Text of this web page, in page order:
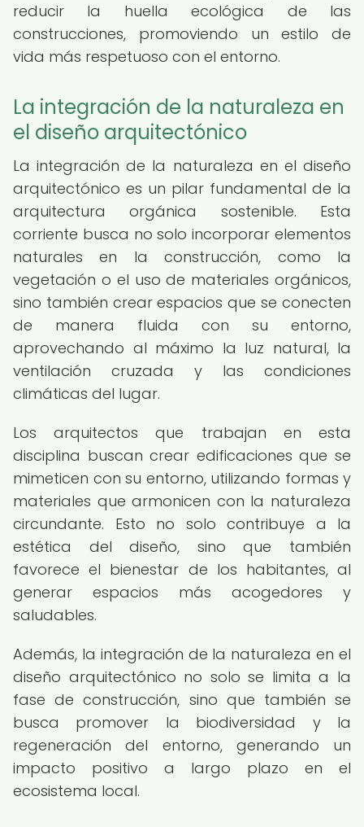
reducir la huella ecológica de las
construcciones, promoviendo un estilo de
vida más respetuoso con el entorno.
La integración de la naturaleza en
el diseño arquitectónico
La integración de la naturaleza en el diseño
arquitectónico es un pilar fundamental de la
arquitectura orgánica sostenible. Esta
corriente busca no solo incorporar elementos
naturales en la construcción, como la
vegetación o el uso de materiales orgánicos,
sino también crear espacios que se conecten
de manera fluida con su entorno,
aprovechando al máximo la luz natural, la
ventilación cruzada y las condiciones
climáticas del lugar.
Los arquitectos que trabajan en esta
disciplina buscan crear edificaciones que se
mimeticen con su entorno, utilizando formas y
materiales que armonicen con la naturaleza
circundante. Esto no solo contribuye a la
estética del diseño, sino que también
favorece el bienestar de los habitantes, al
generar espacios más acogedores y
saludables.
Además, la integración de la naturaleza en el
diseño arquitectónico no solo se limita a la
fase de construcción, sino que también se
busca promover la biodiversidad y la
regeneración del entorno, generando un
impacto positivo a largo plazo en el
ecosistema local.